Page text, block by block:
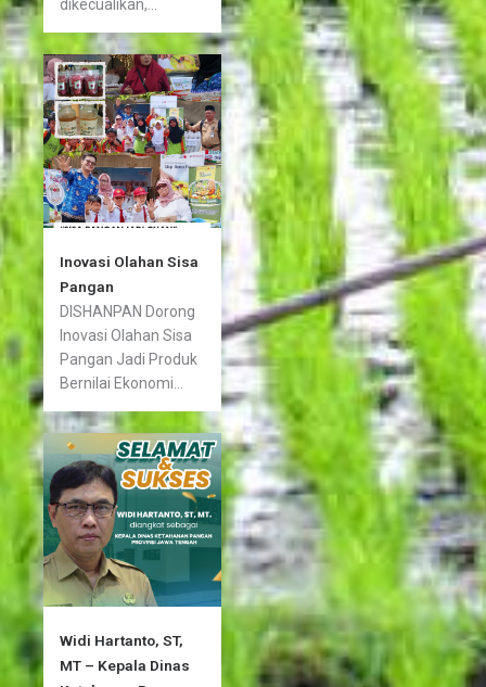
dikecualikan,...
Inovasi Olahan Sisa
Pangan
DISHANPAN Dorong
Inovasi Olahan Sisa
Pangan Jadi Produk
Bernilai Ekonomi...
Widi Hartanto, ST,
MT – Kepala Dinas